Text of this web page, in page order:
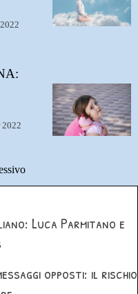
stare
(anche
2022
Luca Parmitano e
opposti: il rischio